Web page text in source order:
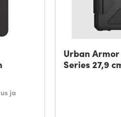
ja
Urban
Series 27,9